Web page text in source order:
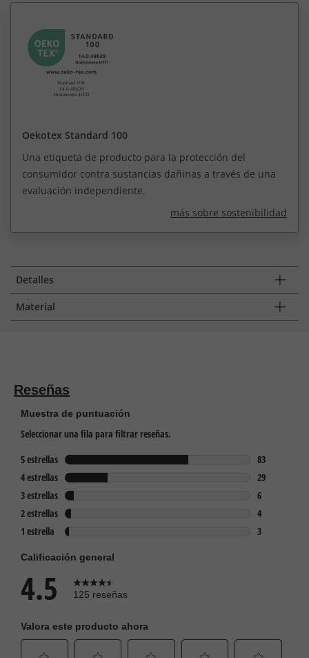
Oekotex Standard 100
Una etiqueta de producto para la protección del
consumidor contra sustancias dañinas a través de una
evaluación independiente.
más sobre sostenibilidad
Detalles
Material